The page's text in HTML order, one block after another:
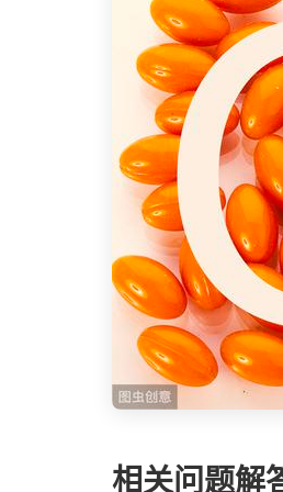
相关问题解